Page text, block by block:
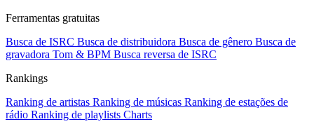
Ferramentas gratuitas
Busca de ISRC Busca de distribuidora Busca de gênero Busca de
gravadora Tom & BPM Busca reversa de ISRC
Rankings
Ranking de artistas Ranking de músicas Ranking de estações de
rádio Ranking de playlists Charts